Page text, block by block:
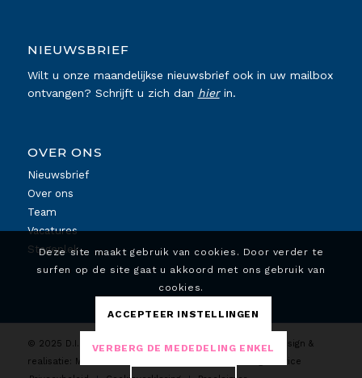
NIEUWSBRIEF
Wilt u onze maandelijkse nieuwsbrief ook in uw mailbox
ontvangen? Schrijft u zich dan hierin.
OVER ONS
Nieuwsbrief
Over ons
Team
Vacatures
Stageplek
© 2025 D.I. Koeltechniek. Alle rechten voorbehouden. Design &
realisatie: MC4DESIGN
Lokale Marketing Service
Deze site maakt gebruik van cookies. Door verder te
surfen op de site gaat u akkoord met ons gebruik van
cookies.
ACCEPTEER INSTELLINGEN
VERBERG DE MEDEDELING ENKEL